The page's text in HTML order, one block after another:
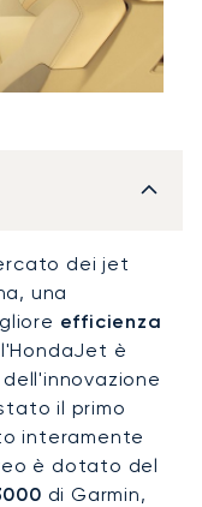
dei jet
una
efficienza
è
il primo
interamente
è dotato del
di Garmin,